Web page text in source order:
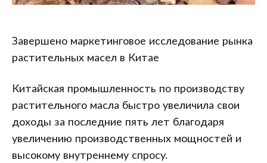
Завершено маркетинговое исследование рынка
растительных масел в Китае
Китайская промышленность по производству
растительного масла быстро увеличила свои
доходы за последние пять лет благодаря
увеличению производственных мощностей и
высокому внутреннему спросу.